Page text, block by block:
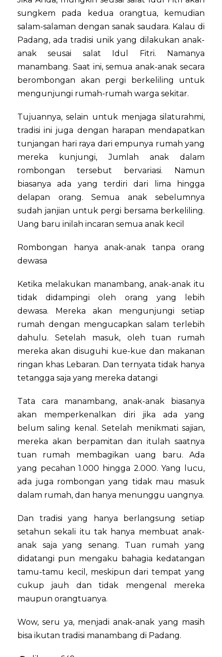
sungkem pada kedua orangtua, kemudian
salam-salaman dengan sanak saudara. Kalau di
Padang, ada tradisi unik yang dilakukan anak-
anak seusai salat Idul Fitri. Namanya
manambang. Saat ini, semua anak-anak secara
berombongan akan pergi berkeliling untuk
mengunjungi rumah-rumah warga sekitar.
Tujuannya, selain untuk menjaga silaturahmi,
tradisi ini juga dengan harapan mendapatkan
tunjangan hari raya dari empunya rumah yang
mereka kunjungi, Jumlah anak dalam
rombongan tersebut bervariasi. Namun
biasanya ada yang terdiri dari lima hingga
delapan orang. Semua anak sebelumnya
sudah janjian untuk pergi bersama berkeliling.
Uang baru inilah incaran semua anak kecil
Rombongan hanya anak-anak tanpa orang
dewasa
Ketika melakukan manambang, anak-anak itu
tidak didampingi oleh orang yang lebih
dewasa. Mereka akan mengunjungi setiap
rumah dengan mengucapkan salam terlebih
dahulu. Setelah masuk, oleh tuan rumah
mereka akan disuguhi kue-kue dan makanan
ringan khas Lebaran. Dan ternyata tidak hanya
tetangga saja yang mereka datangi
Tata cara manambang, anak-anak biasanya
akan memperkenalkan diri jika ada yang
belum saling kenal. Setelah menikmati sajian,
mereka akan berpamitan dan itulah saatnya
tuan rumah membagikan uang baru. Ada
yang pecahan 1.000 hingga 2.000. Yang lucu,
ada juga rombongan yang tidak mau masuk
dalam rumah, dan hanya menunggu uangnya.
Dan tradisi yang hanya berlangsung setiap
setahun sekali itu tak hanya membuat anak-
anak saja yang senang. Tuan rumah yang
didatangi pun mengaku bahagia kedatangan
tamu-tamu kecil, meskipun dari tempat yang
cukup jauh dan tidak mengenal mereka
maupun orangtuanya.
Wow, seru ya, menjadi anak-anak yang masih
bisa ikutan tradisi manambang di Padang.